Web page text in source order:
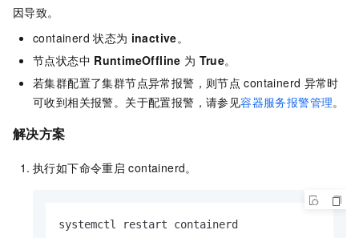
因导致。
containerd 状态为 inactive。
节点状态中 RuntimeOffline 为 True。
若集群配置了集群节点异常报警，则节点 containerd 异常时
可收到相关报警。关于配置报警，请参见容器服务报警管理。
解决方案
执行如下命令重启 containerd。
systemctl restart containerd